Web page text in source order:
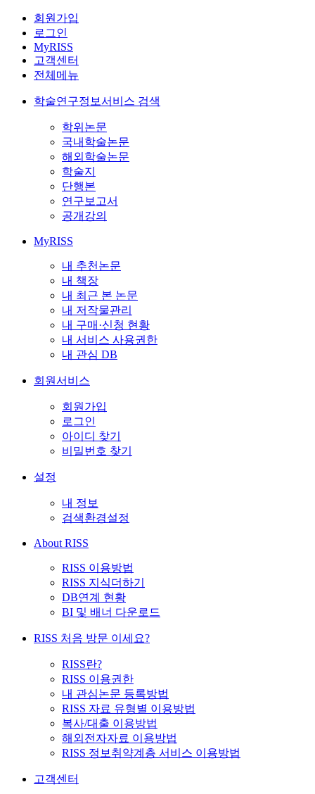
회원가입
로그인
MyRISS
고객센터
전체메뉴
학술연구정보서비스 검색
학위논문
국내학술논문
해외학술논문
학술지
단행본
연구보고서
공개강의
MyRISS
내 추천논문
내 책장
내 최근 본 논문
내 저작물관리
내 구매·신청 현황
내 서비스 사용권한
내 관심 DB
회원서비스
회원가입
로그인
아이디 찾기
비밀번호 찾기
설정
내 정보
검색환경설정
About RISS
RISS 이용방법
RISS 지식더하기
DB연계 현황
BI 및 배너 다운로드
RISS 처음 방문 이세요?
RISS란?
RISS 이용권한
내 관심논문 등록방법
RISS 자료 유형별 이용방법
복사/대출 이용방법
해외전자자료 이용방법
RISS 정보취약계층 서비스 이용방법
고객센터